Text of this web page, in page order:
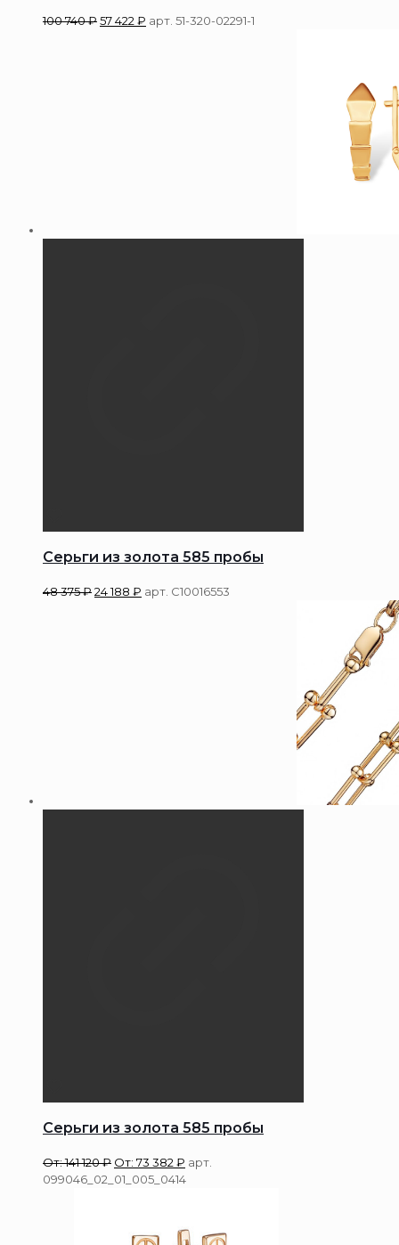
100 740₽57 422 ₽ арт. 51-320-02291-1
Серьги из золота 585 пробы
48 375₽24 188 ₽ арт. С10016553
Серьги из золота 585 пробы
От:141 120₽ От: 73 382₽ арт.
099046_02_01_005_0414